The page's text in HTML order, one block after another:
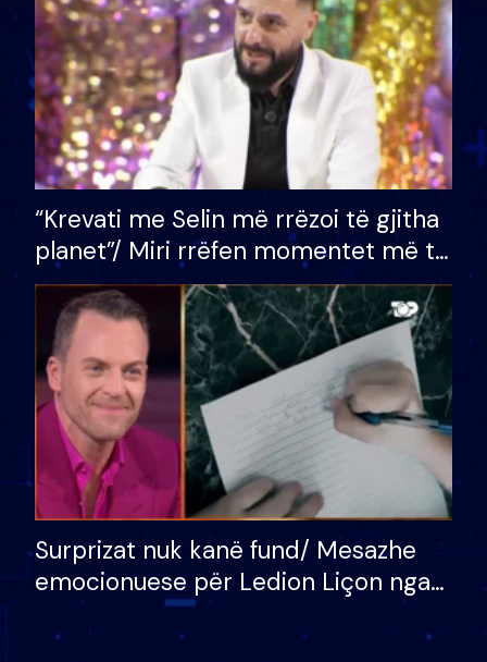
“Krevati me Selin më rrëzoi të gjitha
planet”/ Miri rrëfen momentet më të
bukura në shtëpinë e BB VIP: Do më
mungojë zilja e mëngjesit kur…
Surprizat nuk kanë fund/ Mesazhe
emocionuese për Ledion Liçon nga
nëna dhe fëmijët e tij, moderatori
nuk i mban dot lotët: Nuk meritoj…